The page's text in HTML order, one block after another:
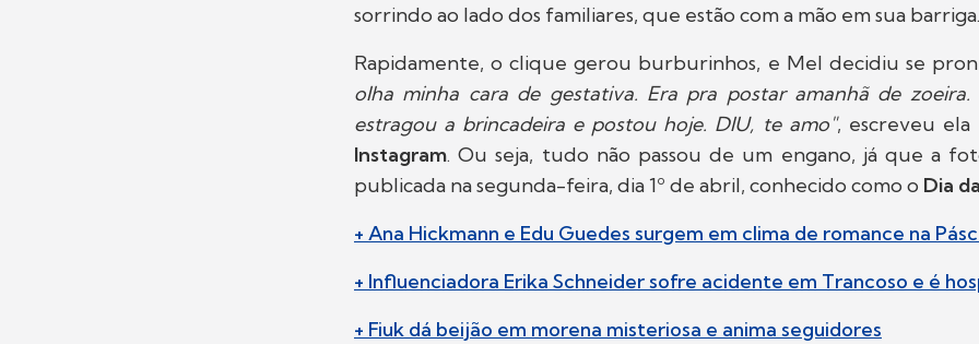
sorrindo ao lado dos familiares, que estão com a mão em sua
Rapidamente, o clique gerou burburinhos, e Mel decidiu se
olha minha cara de gestativa. Era pra postar amanhã de zoeira.
estragou a brincadeira e postou hoje. DIU, te amo", escreveu ela
Instagram. Ou seja, tudo não passou de um engano, já que a
publicada na segunda-feira, dia 1º de abril, conhecido como o Dia
+ Ana Hickmann e Edu Guedes surgem em clima de romance na
+ Influenciadora Erika Schneider sofre acidente em Trancoso e é
+ Fiuk dá beijão em morena misteriosa e anima seguidores